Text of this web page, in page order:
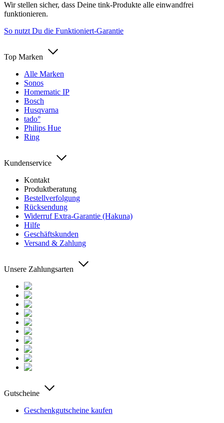
Wir stellen sicher, dass Deine tink-Produkte alle einwandfrei
funktionieren.
So nutzt Du die Funktioniert-Garantie
Top Marken
Alle Marken
Sonos
Homematic IP
Bosch
Husqvarna
tado°
Philips Hue
Ring
Kundenservice
Kontakt
Produktberatung
Bestellverfolgung
Rücksendung
Widerruf Extra-Garantie (Hakuna)
Hilfe
Geschäftskunden
Versand & Zahlung
Unsere Zahlungsarten
Gutscheine
Geschenkgutscheine kaufen